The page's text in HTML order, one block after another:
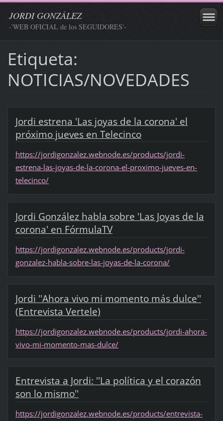
JORDI GONZÁLEZ
-'WEB OFICIAL de los SEGUIDORES'-
Etiqueta:
NOTICIAS/NOVEDADES
Jordi estrena 'Las joyas de la corona' el
próximo jueves en Telecinco
https://jordigonzalez.webnode.es/products/jordi-
estrena-las-joyas-de-la-corona-el-proximo-jueves-en-
telecinco/
Jordi González habla sobre 'Las Joyas de la
corona' en FórmulaTV
https://jordigonzalez.webnode.es/products/jordi-
gonzalez-habla-sobre-las-joyas-de-la-corona/
Jordi ''Ahora vivo mi momento más dulce''
(Entrevista Vertele)
https://jordigonzalez.webnode.es/products/jordi-ahora-
vivo-mi-momento-mas-dulce/
Entrevista a Jordi: ''La política y el corazón
son lo mismo''
https://jordigonzalez.webnode.es/products/entrevista-